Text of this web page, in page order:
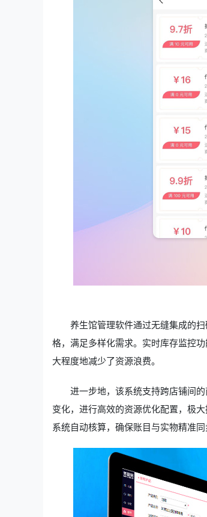
养生馆管理软件通过无缝集成的
格，满足多样化需求。实时库存监控
大程度地减少了资源浪费。
进一步地，该系统支持跨店铺间
变化，进行高效的资源优化配置，极
系统自动核算，确保账目与实物精准